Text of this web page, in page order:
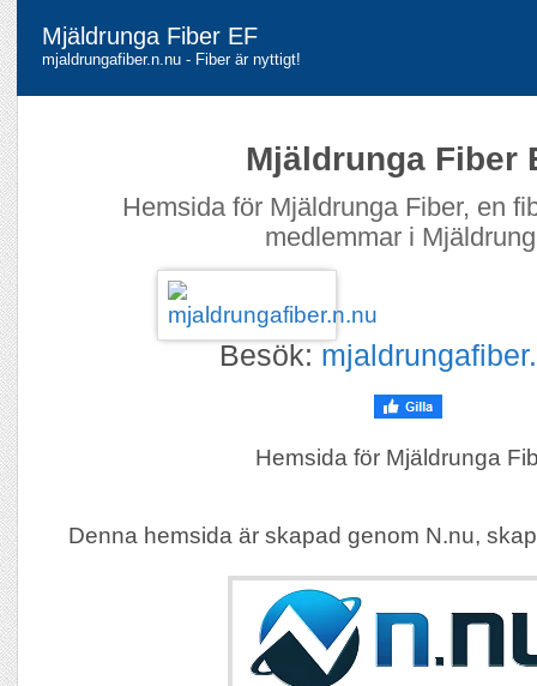
Mjäldrunga Fiber EF
mjaldrungafiber.n.nu - Fiber är nyttigt!
Mjäldrunga Fiber
Hemsida för Mjäldrunga Fiber, en
medlemmar i
Besök:
Hemsida för Mjäldrunga
Denna hemsida är skapad genom N.nu,